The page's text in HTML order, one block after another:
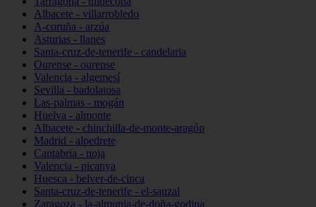
Albacete - villarrobledo
A-coruña - arzúa
Asturias - llanes
Santa-cruz-de-tenerife - candelaria
Ourense - ourense
Valencia - algemesí
Sevilla - badolatosa
Las-palmas - mogán
Huelva - almonte
Albacete - chinchilla-de-monte-aragón
Madrid - alpedrete
Cantabria - noja
Valencia - picanya
Huesca - belver-de-cinca
Santa-cruz-de-tenerife - el-sauzal
Zaragoza - la-almunia-de-doña-godina